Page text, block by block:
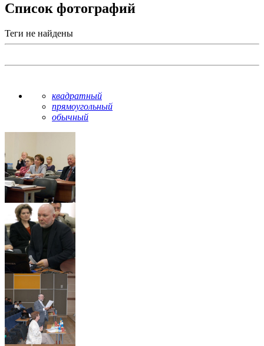
Список фотографий
Теги не найдены
квадратный
прямоугольный
обычный